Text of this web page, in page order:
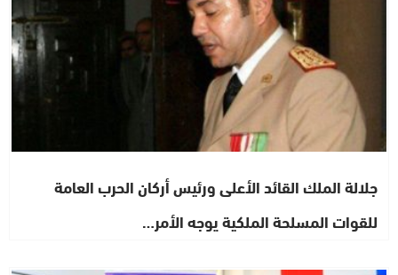
جلالة الملك القائد الأعلى ورئيس أركان الحرب العامة
للقوات المسلحة الملكية يوجه الأمر…